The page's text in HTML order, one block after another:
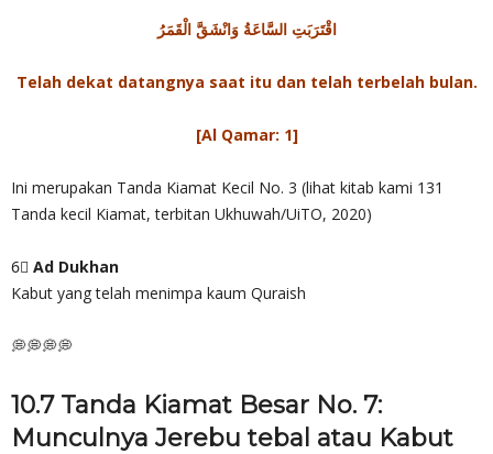
اقْتَرَبَتِ السَّاعَةُ وَانْشَقَّ الْقَمَرُ
Telah dekat datangnya saat itu dan telah terbelah bulan.
[Al Qamar: 1]
Ini merupakan Tanda Kiamat Kecil No. 3 (lihat kitab kami 131
Tanda kecil Kiamat, terbitan Ukhuwah/UiTO, 2020)
6⃣ Ad Dukhan
Kabut yang telah menimpa kaum Quraish
💭💭💭💭
10.7 Tanda Kiamat Besar No. 7:
Munculnya Jerebu tebal atau Kabut